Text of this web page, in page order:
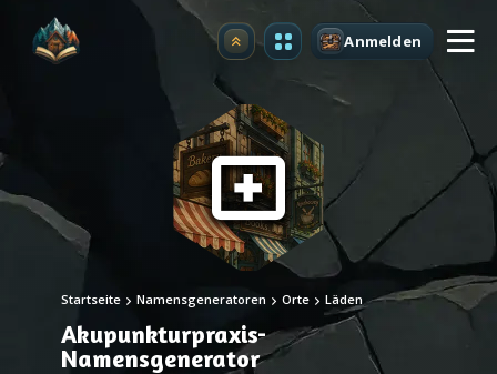
Upgrade Anmelden
Startseite Namensgeneratoren Orte Läden
Akupunkturpraxis-
Namensgenerator